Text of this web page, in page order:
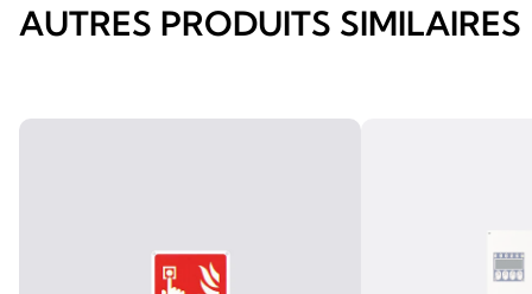
AUTRES PRODUITS SIMILAIRES